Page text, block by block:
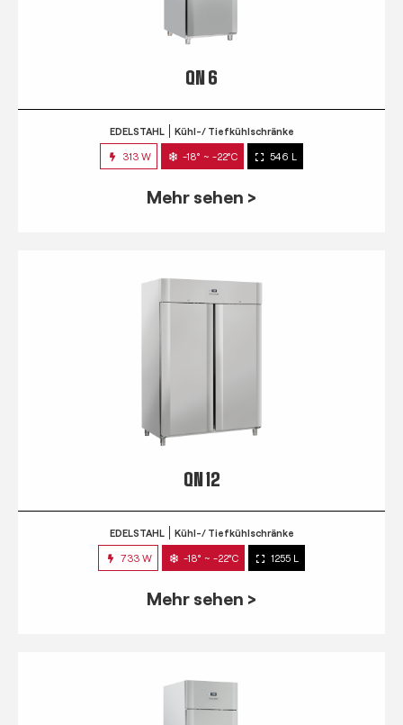
QN 6
EDELSTAHL Kühl-/ Tiefkühlschränke
313 W -18° ~ -22°C 546 L
Mehr sehen >
QN 12
EDELSTAHL Kühl-/ Tiefkühlschränke
733 W -18° ~ -22°C 1255 L
Mehr sehen >